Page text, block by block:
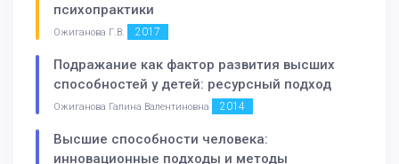
психопрактики
Ожиганова Г.В. 2017
Подражание как фактор развития высших
способностей у детей: ресурсный подход
Ожиганова Галина Валентиновна 2014
Высшие способности человека:
инновационные подходы и методы